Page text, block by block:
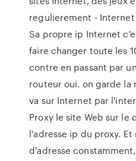
regulierement - Internet
Sa propre ip Internet
faire changer toute les
contre en passant par
routeur oui. on garde la
va sur Internet par
Proxy le site Web sur le
l'adresse ip du proxy.
d'adresse